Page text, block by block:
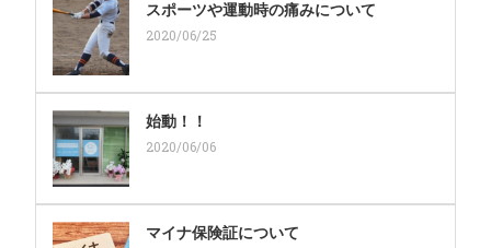
スポーツや運動時の痛みについて
2020/06/25
始動！！
2020/06/06
マイナ保険証について